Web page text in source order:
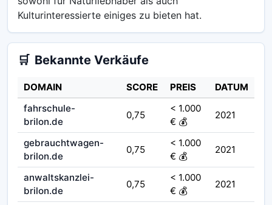
Kulturinteressierte einiges zu bieten hat.
🛒 Bekannte Verkäufe
DOMAIN SCORE PREIS
DATUM
fahrschule-
brilon.de
0,75
< 1.000
€ 💰
2021
gebrauchtwagen-
brilon.de
0,75
< 1.000
€ 💰
2021
anwaltskanzlei-
brilon.de
0,75
< 1.000
€ 💰
2021